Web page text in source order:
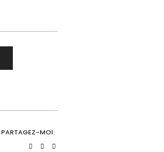
PARTAGEZ-MOI: